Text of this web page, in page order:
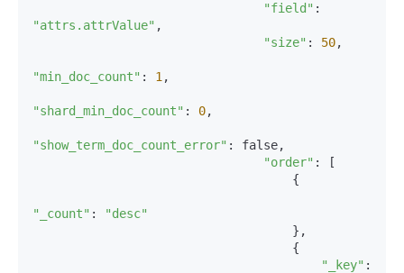
"field"
"attrs.attrValue" ,
"size" : 50,
"min_doc_count" : 1 ,
"shard_min_doc_count" : 0,
"show_term_doc_count_error" : false,
"order" : [
"_count" :
"desc"
"_key"